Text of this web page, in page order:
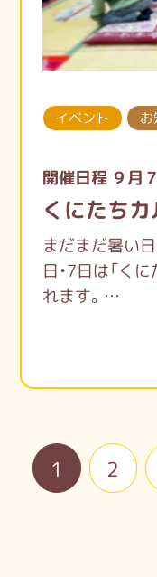
イベント
開催日程 ９月７
くにたち
まだまだ暑い
日・7日は「く
れます。
様々な催しや
ボランティア
参加します。
カルタを楽し
ご近所、ご家
1 2